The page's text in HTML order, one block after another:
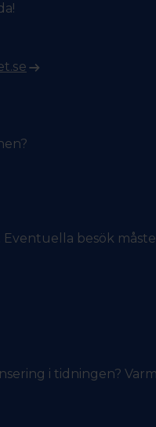
Eventuella besök
i tidningen?